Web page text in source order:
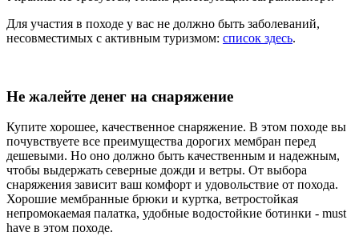
Для участия в походе у вас не должно быть заболеваний,
несовместимых с активным туризмом: список здесь.
Не жалейте денег на снаряжение
Купите хорошее, качественное снаряжение. В этом походе вы
почувствуете все преимущества дорогих мембран перед
дешевыми. Но оно должно быть качественным и надежным,
чтобы выдержать северные дожди и ветры. От выбора
снаряжения зависит ваш комфорт и удовольствие от похода.
Хорошие мембранные брюки и куртка, ветростойкая
непромокаемая палатка, удобные водостойкие ботинки - must
have в этом походе.